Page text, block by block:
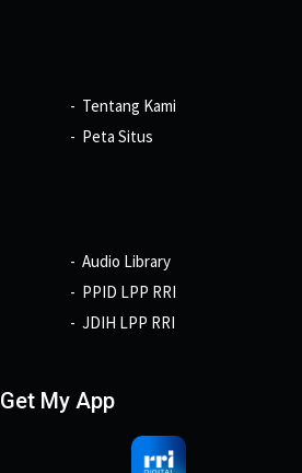
Tentang Kami
Peta Situs
Audio Library
PPID LPP RRI
JDIH LPP RRI
Get My App